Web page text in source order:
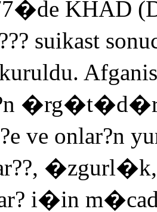
KHAD
suikast
ve onlar?n
�zgurl�k,
i�in